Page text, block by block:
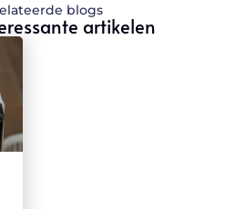
blogs
artikelen